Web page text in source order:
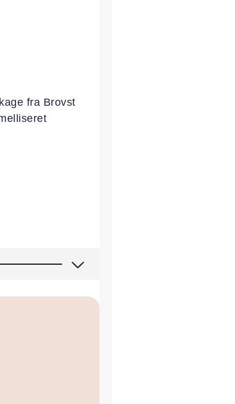
fra Brovst